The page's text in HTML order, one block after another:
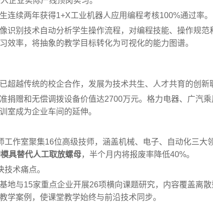
续两年获得1+X工业机器人应用编程考核100%通过率。
识别技术自动分析学生操作流程，对编程技能、操作规范
效率，将抽象的教学目标转化为可视化的能力图谱。
越传统的校企合作，发展为技术共生、人才共育的创新
捐赠和无偿调拨设备价值达2700万元。格力电器、广汽
室成为企业车间的延伸。
工作室聚集16位高级技师，涵盖机械、电子、自动化三大
具替代人工取放螺母，半个月内将报废率降低40%。
术痛点。
地与15家重点企业开展26项横向课题研究，内容覆盖离散
学案例，使课堂教学始终与前沿技术同步。